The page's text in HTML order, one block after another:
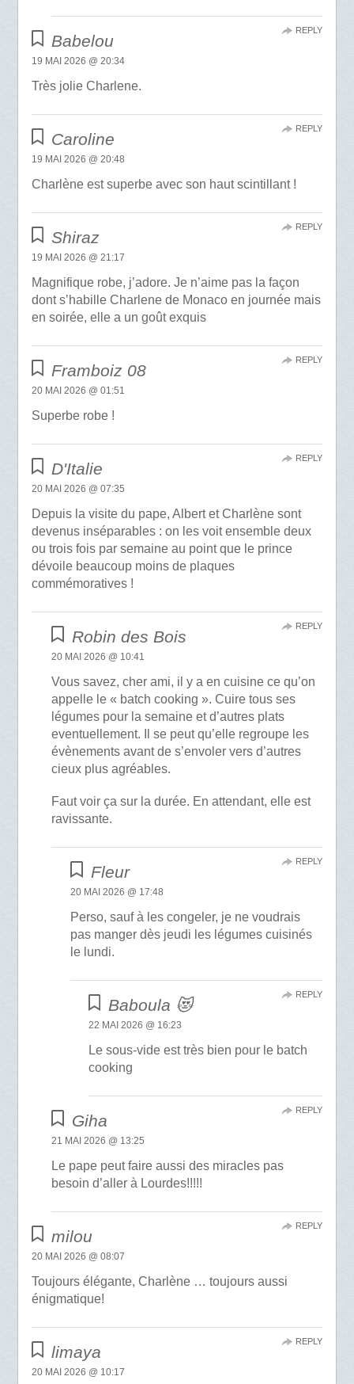
Babelou
19 MAI 2026 @ 20:34
Très jolie Charlene.
REPLY
Caroline
19 MAI 2026 @ 20:48
Charlène est superbe avec son haut scintillant !
REPLY
Shiraz
19 MAI 2026 @ 21:17
Magnifique robe, j’adore. Je n’aime pas la façon
dont s’habille Charlene de Monaco en journée mais
en soirée, elle a un goût exquis
REPLY
Framboiz 08
20 MAI 2026 @ 01:51
Superbe robe !
REPLY
D'Italie
20 MAI 2026 @ 07:35
Depuis la visite du pape, Albert et Charlène sont
devenus inséparables : on les voit ensemble deux
ou trois fois par semaine au point que le prince
dévoile beaucoup moins de plaques
commémoratives !
REPLY
Robin des Bois
20 MAI 2026 @ 10:41
Vous savez, cher ami, il y a en cuisine ce qu’on
appelle le « batch cooking ». Cuire tous ses
légumes pour la semaine et d’autres plats
eventuellement. Il se peut qu’elle regroupe les
évènements avant de s’envoler vers d’autres
cieux plus agréables.
Faut voir ça sur la durée. En attendant, elle est
ravissante.
REPLY
Fleur
20 MAI 2026 @ 17:48
Perso, sauf à les congeler, je ne voudrais
pas manger dès jeudi les légumes cuisinés
le lundi.
REPLY
Baboula 😻
22 MAI 2026 @ 16:23
Le sous-vide est très bien pour le batch
cooking
REPLY
Giha
21 MAI 2026 @ 13:25
Le pape peut faire aussi des miracles pas
besoin d’aller à Lourdes!!!!!
REPLY
milou
20 MAI 2026 @ 08:07
Toujours élégante, Charlène … toujours aussi
énigmatique!
REPLY
limaya
20 MAI 2026 @ 10:17
REPLY